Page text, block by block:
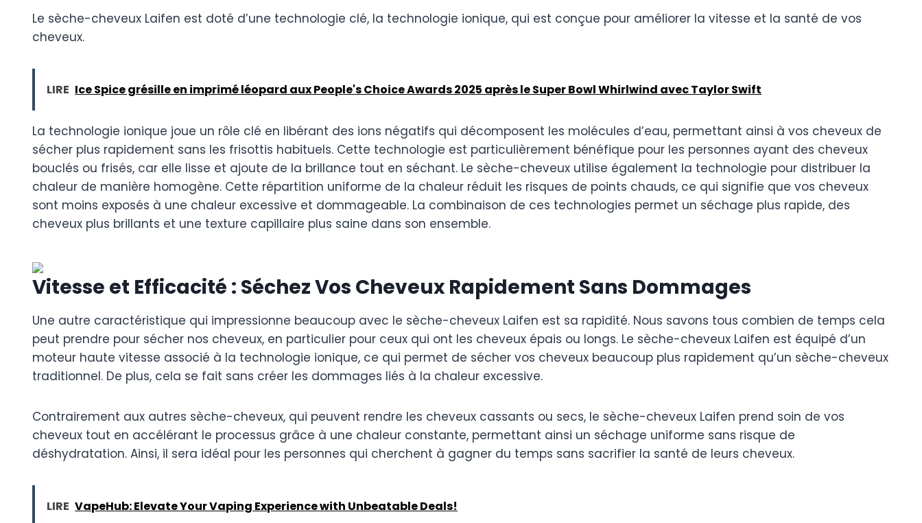
Le sèche-cheveux Laifen est doté d’une technologie clé, la technologie ionique, qui est conçue pour améliorer la vitesse et la santé de vos
cheveux.
LIRE Ice Spice grésille en imprimé léopard aux People's Choice Awards 2025 après le Super Bowl Whirlwind avec Taylor Swift
La technologie ionique joue un rôle clé en libérant des ions négatifs qui décomposent les molécules d’eau, permettant ainsi à vos cheveux de
sécher plus rapidement sans les frisottis habituels. Cette technologie est particulièrement bénéfique pour les personnes ayant des cheveux
bouclés ou frisés, car elle lisse et ajoute de la brillance tout en séchant. Le sèche-cheveux utilise également la technologie pour distribuer la
chaleur de manière homogène. Cette répartition uniforme de la chaleur réduit les risques de points chauds, ce qui signifie que vos cheveux
sont moins exposés à une chaleur excessive et dommageable. La combinaison de ces technologies permet un séchage plus rapide, des
cheveux plus brillants et une texture capillaire plus saine dans son ensemble.
Vitesse et Efficacité : Séchez Vos Cheveux Rapidement Sans Dommages
Une autre caractéristique qui impressionne beaucoup avec le sèche-cheveux Laifen est sa rapidité. Nous savons tous combien de temps cela
peut prendre pour sécher nos cheveux, en particulier pour ceux qui ont les cheveux épais ou longs. Le sèche-cheveux Laifen est équipé d’un
moteur haute vitesse associé à la technologie ionique, ce qui permet de sécher vos cheveux beaucoup plus rapidement qu’un sèche-cheveux
traditionnel. De plus, cela se fait sans créer les dommages liés à la chaleur excessive.
Contrairement aux autres sèche-cheveux, qui peuvent rendre les cheveux cassants ou secs, le sèche-cheveux Laifen prend soin de vos
cheveux tout en accélérant le processus grâce à une chaleur constante, permettant ainsi un séchage uniforme sans risque de
déshydratation. Ainsi, il sera idéal pour les personnes qui cherchent à gagner du temps sans sacrifier la santé de leurs cheveux.
LIRE VapeHub: Elevate Your Vaping Experience with Unbeatable Deals!